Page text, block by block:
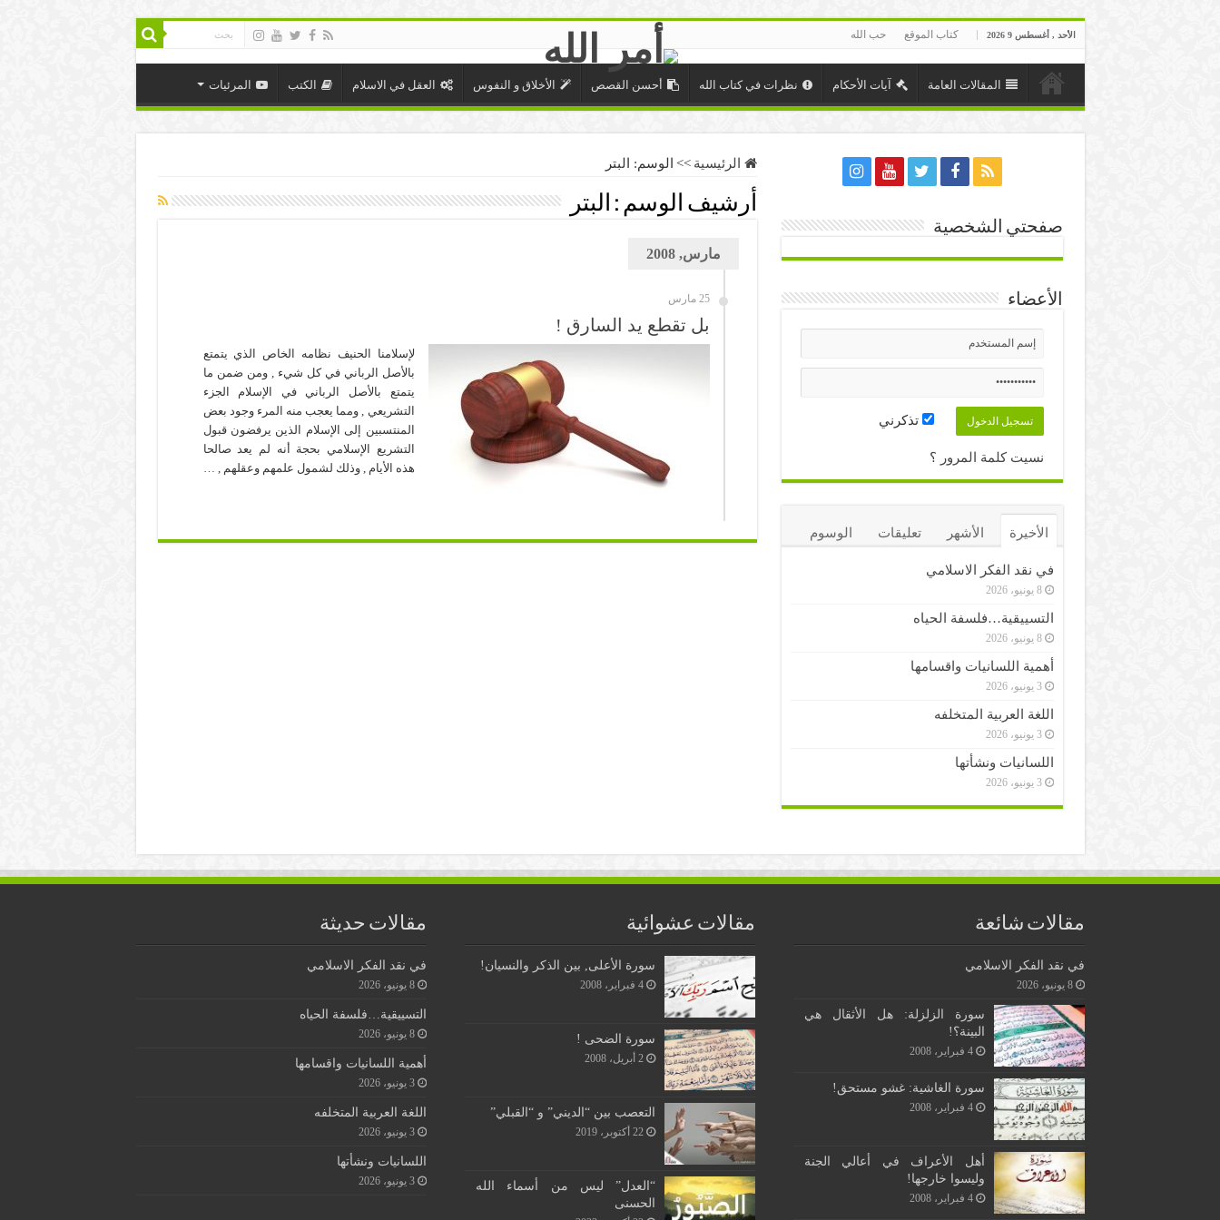
الأحد , أغسطس 9 2026 كتاب الموقع حب الله
المقالات العامة آيات الأحكام نظرات في كتاب الله أحسن القصص الأخلاق و النفوس العقل في الاسلام الكتب المرئيات
الرئيسية >> الوسم: البتر
أرشيف الوسم : البتر
مارس, 2008
25 مارس
بل تقطع يد السارق !
لإسلامنا الحنيف نظامه الخاص الذي يتمتع
بالأصل الرباني في كل شيء , ومن ضمن ما
يتمتع بالأصل الرباني في الإسلام الجزء
التشريعي , ومما يعجب منه المرء وجود بعض
المنتسبين إلى الإسلام الذين يرفضون قبول
التشريع الإسلامي بحجة أنه لم يعد صالحا
هذه الأيام , وذلك لشمول علمهم وعقلهم , …
صفحتي الشخصية
الأعضاء
تذكرني
نسيت كلمة المرور ؟
الأخيرة الأشهر تعليقات الوسوم
في نقد الفكر الاسلامي
8 يونيو، 2026
التسييقية…فلسفة الحياه
8 يونيو، 2026
أهمية اللسانيات واقسامها
3 يونيو، 2026
اللغة العربية المتخلفه
3 يونيو، 2026
اللسانيات ونشأتها
3 يونيو، 2026
مقالات شائعة
في نقد الفكر الاسلامي
8 يونيو، 2026
سورة الزلزلة: هل الأثقال هي
البينة؟!
4 فبراير، 2008
سورة الغاشية: غشو مستحق!
4 فبراير، 2008
أهل الأعراف في أعالي الجنة
وليسوا خارجها!
4 فبراير، 2008
مقالات عشوائية
سورة الأعلى, بين الذكر والنسيان!
4 فبراير، 2008
سورة الضحى !
2 أبريل، 2008
التعصب بين “الديني” و “القبلي”
22 أكتوبر، 2019
“العدل” ليس من أسماء الله
الحسنى
مقالات حديثة
في نقد الفكر الاسلامي
8 يونيو، 2026
التسييقية…فلسفة الحياه
8 يونيو، 2026
أهمية اللسانيات واقسامها
3 يونيو، 2026
اللغة العربية المتخلفه
3 يونيو، 2026
اللسانيات ونشأتها
3 يونيو، 2026